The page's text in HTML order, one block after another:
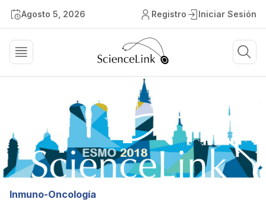
Agosto 5, 2026 Registro Iniciar Sesión
Inmuno-Oncología